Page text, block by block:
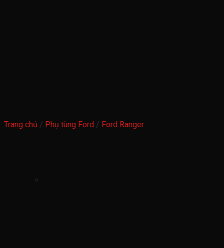
Trang chủ / Phụ tùng Ford / Ford Ranger